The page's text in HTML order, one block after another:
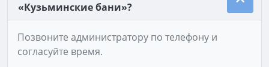
«Кузьминские бани»?
Позвоните администратору по телефону и
согласуйте время.